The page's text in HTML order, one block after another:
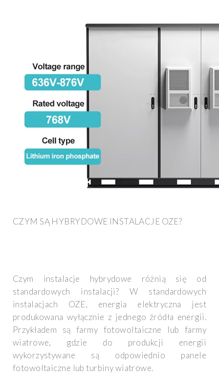
CZYM SĄ HYBRYDOWE INSTALACJE OZE?
Czym instalacje hybrydowe różnią się od
standardowych instalacji? W standardowych
instalacjach OZE, energia elektryczna jest
produkowana wyłącznie z jednego źródła energii.
Przykładem są farmy fotowoltaiczne lub farmy
wiatrowe, gdzie do produkcji energii
wykorzystywane są odpowiednio panele
fotowoltaiczne lub turbiny wiatrowe.